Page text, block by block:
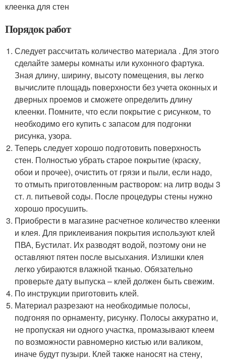
клеенка для стен
Порядок работ
Следует рассчитать количество материала . Для этого
сделайте замеры комнаты или кухонного фартука.
Зная длину, ширину, высоту помещения, вы легко
вычислите площадь поверхности без учета оконных и
дверных проемов и сможете определить длину
клеенки. Помните, что если покрытие с рисунком, то
необходимо его купить с запасом для подгонки
рисунка, узора.
Теперь следует хорошо подготовить поверхность
стен. Полностью убрать старое покрытие (краску,
обои и прочее), очистить от грязи и пыли, если надо,
то отмыть приготовленным раствором: на литр воды 3
ст. л. питьевой соды. После процедуры стены нужно
хорошо просушить.
Приобрести в магазине расчетное количество клеенки
и клея. Для приклеивания покрытия используют клей
ПВА, Бустилат. Их разводят водой, поэтому они не
оставляют пятен после высыхания. Излишки клея
легко убираются влажной тканью. Обязательно
проверьте дату выпуска – клей должен быть свежим.
По инструкции приготовить клей.
Материал разрезают на необходимые полосы,
подгоняя по орнаменту, рисунку. Полосы аккуратно и,
не пропуская ни одного участка, промазывают клеем
по возможности равномерно кистью или валиком,
иначе будут пузыри. Клей также наносят на стену,